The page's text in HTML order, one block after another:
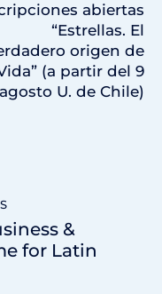
abiertas
“Estrellas. El
origen de
(a partir del 9
U. de Chile)
&
for Latin